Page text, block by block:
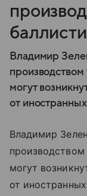
Владимир
производством
могут
от
Владимир
производством
могут
от